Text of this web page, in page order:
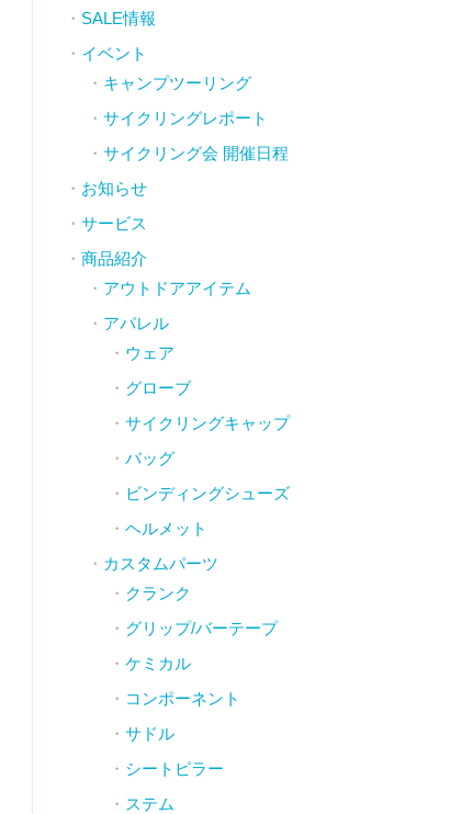
SALE情報
イベント
キャンプツーリング
サイクリングレポート
サイクリング会 開催日程
お知らせ
サービス
商品紹介
アウトドアアイテム
アパレル
ウェア
グローブ
サイクリングキャップ
バッグ
ビンディングシューズ
ヘルメット
カスタムパーツ
クランク
グリップ/バーテープ
ケミカル
コンポーネント
サドル
シートピラー
ステム